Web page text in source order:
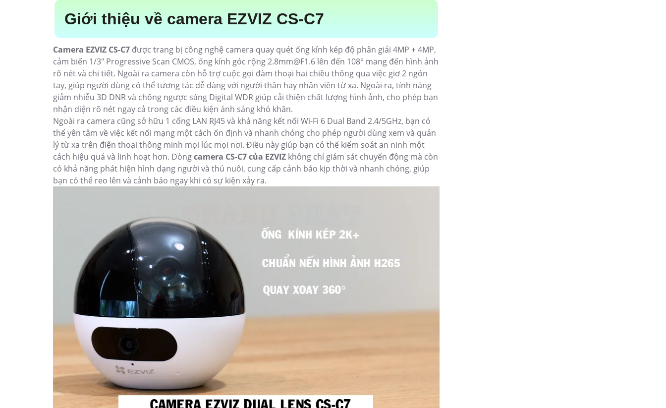
Giới thiệu về camera EZVIZ CS-C7
Camera EZVIZ CS-C7 được trang bị công nghệ camera quay quét ống kính kép độ phân giải 4MP + 4MP,
cảm biến 1/3" Progressive Scan CMOS, ống kính góc rộng 2.8mm@F1.6 lên đến 108° mang đến hình ảnh
rõ nét và chi tiết. Ngoài ra camera còn hỗ trợ cuộc gọi đàm thoại hai chiều thông qua việc giơ 2 ngón
tay, giúp người dùng có thể tương tác dễ dàng với người thân hay nhân viên từ xa. Ngoài ra, tính năng
giảm nhiễu 3D DNR và chống ngược sáng Digital WDR giúp cải thiện chất lượng hình ảnh, cho phép bạn
nhận diện rõ nét ngay cả trong các điều kiện ánh sáng khó khăn.
Ngoài ra camera cũng sở hữu 1 cổng LAN RJ45 và khả năng kết nối Wi-Fi 6 Dual Band 2.4/5GHz, bạn có
thể yên tâm về việc kết nối mạng một cách ổn định và nhanh chóng cho phép người dùng xem và quản
lý từ xa trên điện thoại thông minh mọi lúc mọi nơi. Điều này giúp bạn có thể kiểm soát an ninh một
cách hiệu quả và linh hoạt hơn. Dòngcamera CS-C7 của EZVIZ không chỉ giám sát chuyển động mà còn
có khả năng phát hiện hình dạng người và thú nuôi, cung cấp cảnh báo kịp thời và nhanh chóng, giúp
bạn có thể reo lên và cảnh báo ngay khi có sự kiện xảy ra.